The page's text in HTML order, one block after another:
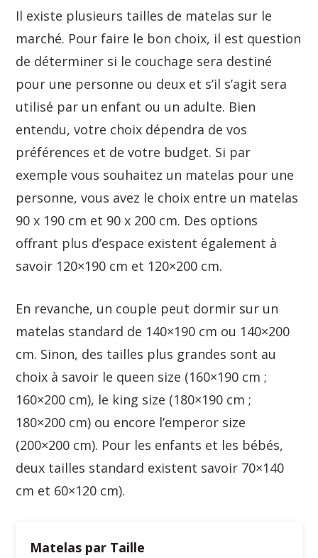
Il existe plusieurs tailles de matelas sur le
marché. Pour faire le bon choix, il est question
de déterminer si le couchage sera destiné
pour une personne ou deux et s’il s’agit sera
utilisé par un enfant ou un adulte. Bien
entendu, votre choix dépendra de vos
préférences et de votre budget. Si par
exemple vous souhaitez un matelas pour une
personne, vous avez le choix entre un matelas
90 x 190 cm et 90 x 200 cm. Des options
offrant plus d’espace existent également à
savoir 120×190 cm et 120×200 cm.
En revanche, un couple peut dormir sur un
matelas standard de 140×190 cm ou 140×200
cm. Sinon, des tailles plus grandes sont au
choix à savoir le queen size (160×190 cm ;
160×200 cm), le king size (180×190 cm ;
180×200 cm) ou encore l’emperor size
(200×200 cm). Pour les enfants et les bébés,
deux tailles standard existent savoir 70×140
cm et 60×120 cm).
Matelas par Taille